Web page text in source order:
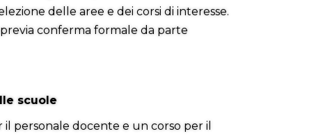
delle aree e dei corsi di interesse.
previa conferma formale da parte
scuole
personale docente e un corso per il